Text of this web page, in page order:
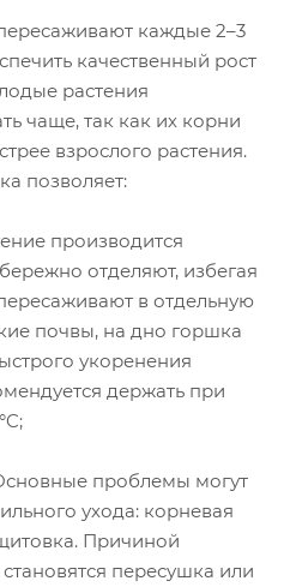
каждые 2–3
качественный рост
растения
чаще, так как их корни
взрослого растения.
позволяет:
производится
отделяют, избегая
в отдельную
почвы, на дно горшка
укоренения
держать при
проблемы могут
ухода: корневая
Причиной
пересушка или